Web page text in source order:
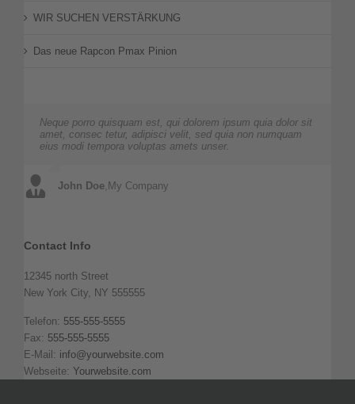
WIR SUCHEN VERSTÄRKUNG
Das neue Rapcon Pmax Pinion
Neque porro quisquam est, qui dolorem ipsum quia dolor sit
amet, consec tetur, adipisci velit, sed quia non numquam
eius modi tempora voluptas amets unser.
John Doe, My Company
Aliquam erat volutpat. Quisque at est id ligula facilisis
laoreet eget pulvinar nibh. Suspendisse at ultrices dui.
Curabitur ac felis arcu sadips ipsums fugiats nemis.
Luke Beck ,Theme Fusion
Contact Info
12345 north Street
New York City, NY 555555
Telefon: 555-555-5555
Fax: 555-555-5555
E-Mail: info@yourwebsite.com
Webseite: Yourwebsite.com